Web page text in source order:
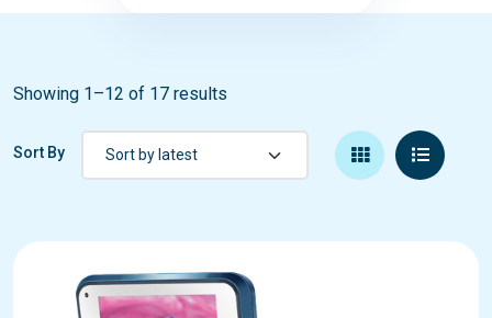
Showing 1–12 of 17 results
Sort By